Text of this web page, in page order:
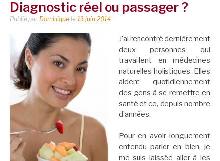
Diagnostic réel ou passager ?
Publié par Dominique le 13 juin 2014
J’ai rencontré dernièrement
deux personnes qui
travaillent en médecines
naturelles holistiques. Elles
aident quotidiennement
des gens à se remettre en
santé et ce, depuis nombre
d’années.
Pour en avoir longuement
entendu parler en bien, je
me suis laissée aller à les